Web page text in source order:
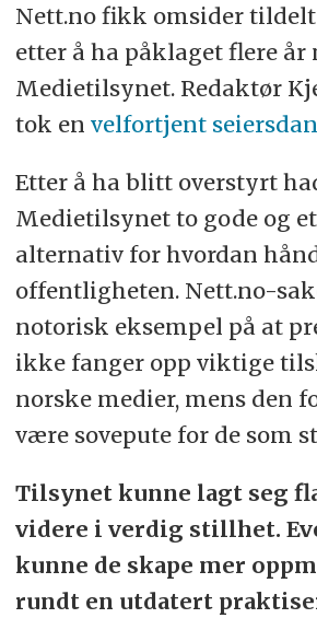
Nett.no fikk omsider tildelt
etter å ha påklaget flere år
Medietilsynet. Redaktør
tok en velfortjent
Etter å ha blitt overstyrt
Medietilsynet to gode og
alternativ for hvordan
offentligheten. Nett.no-
notorisk eksempel på at
ikke fanger opp viktige
norske medier, mens den
være sovepute for de som
Tilsynet kunne lagt seg
videre i verdig stillhet.
kunne de skape mer
rundt en utdatert